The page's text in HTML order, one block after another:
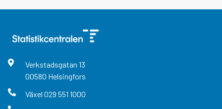
Verkstadsgatan 13
00580 Helsingfors
Växel 029 551 1000